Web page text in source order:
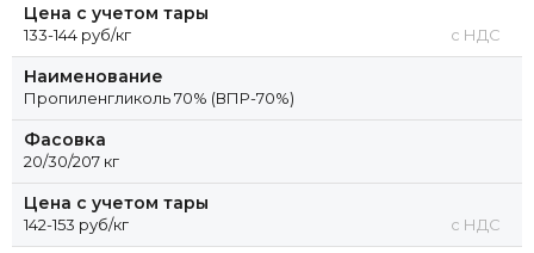
Цена с учетом тары
133-144 руб/кг с НДС
Наименование
Пропиленгликоль 70% (ВПР-70%)
Фасовка
20/30/207 кг
Цена с учетом тары
142-153 руб/кг с НДС